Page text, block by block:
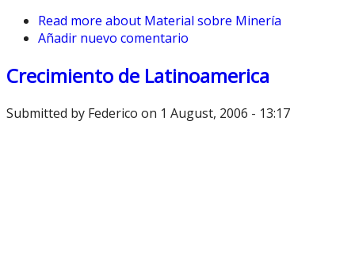
Read more about Material sobre Minería
Añadir nuevo comentario
Crecimiento de Latinoamerica
Submitted by Federico on 1 August, 2006 - 13:17